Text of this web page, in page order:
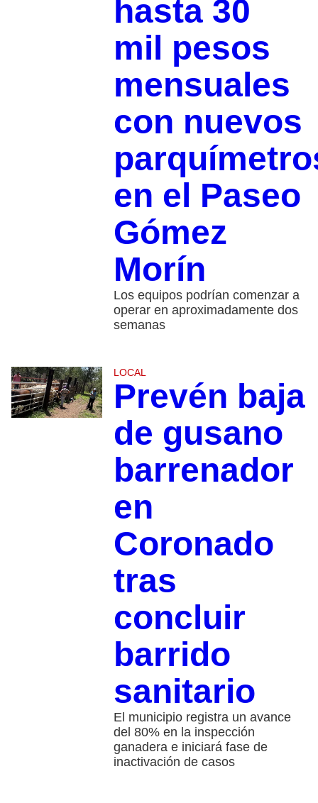
hasta 30
mil pesos
mensuales
con nuevos
en el Paseo
Gómez
Morín
Los equipos podrían comenzar a
operar en aproximadamente dos
semanas
LOCAL
Prevén baja
de gusano
barrenador
en
Coronado
tras
concluir
barrido
sanitario
El municipio registra un avance
del 80% en la inspección
ganadera e iniciará fase de
inactivación de casos